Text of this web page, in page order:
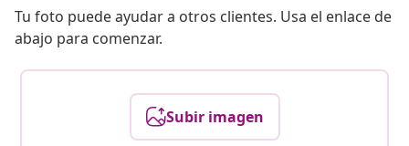
Tu foto puede ayudar a otros clientes. Usa el enlace de
abajo para comenzar.
Subir imagen